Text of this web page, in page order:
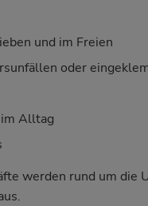
und im Freien
oder
Alltag
werden rund um die